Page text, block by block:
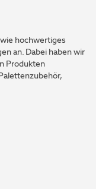
hochwertiges
an. Dabei haben wir
Produkten